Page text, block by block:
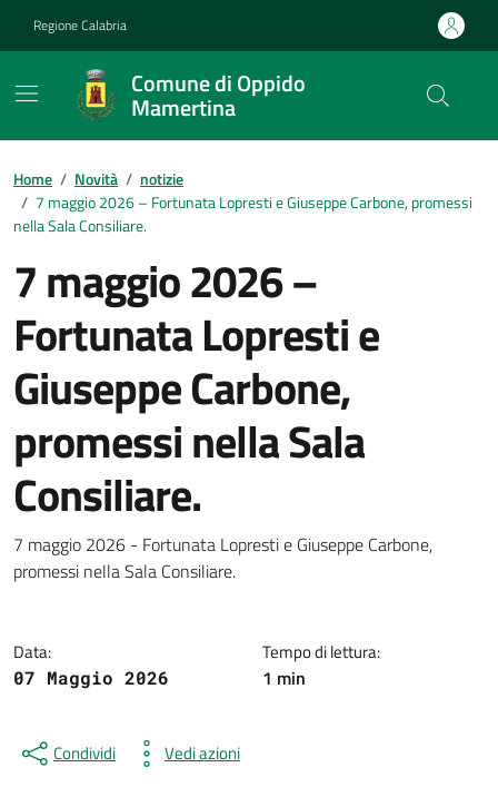
Regione Calabria
Comune di Oppido
Mamertina
Home / Novità / notizie
/ 7 maggio 2026 – Fortunata Lopresti e Giuseppe Carbone, promessi
nella Sala Consiliare.
7 maggio 2026 –
Fortunata Lopresti e
Giuseppe Carbone,
promessi nella Sala
Consiliare.
Dettagli della notizia
7 maggio 2026 - Fortunata Lopresti e Giuseppe Carbone,
promessi nella Sala Consiliare.
Data:
07 Maggio 2026
Tempo di lettura:
1 min
Condividi Vedi azioni